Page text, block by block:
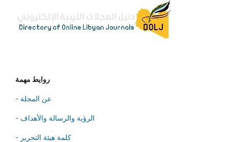
- عن المجلة
- الرؤية والرسالة والأهداف
- كلمة هيئة التحرير